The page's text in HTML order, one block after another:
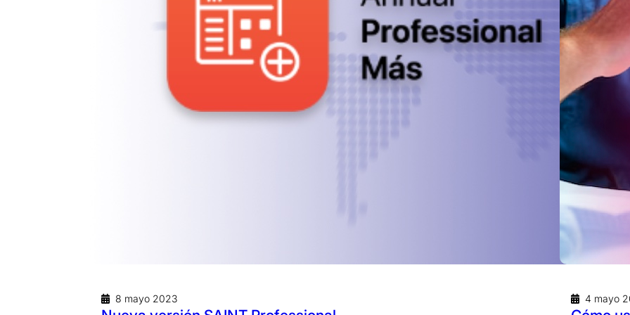
8 mayo 2023 4 mayo